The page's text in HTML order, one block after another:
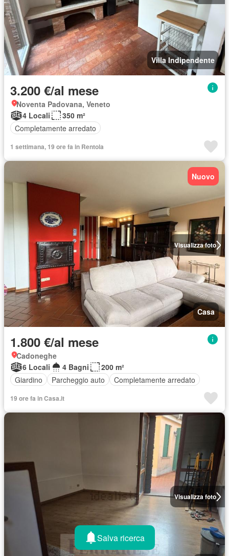
Villa Indipendente
3.200 €/al mese
Noventa Padovana, Veneto
4 Locali
350 m²
Completamente arredato
1 settimana, 19 ore fa in Rentola
Visualizza foto
Nuovo
Casa
1.800 €/al mese
Cadoneghe
6 Locali
4 Bagni
200 m²
Giardino
Parcheggio auto Completamente arredato
19 ore fa in Casa.it
Visualizza foto
Salva ricerca